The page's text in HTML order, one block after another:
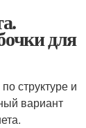
для
структуре и
вариант